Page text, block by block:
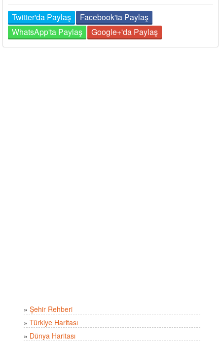
Twitter'da Paylaş
Facebook'ta Paylaş
WhatsApp'ta Paylaş
Google+'da Paylaş
» Şehir Rehberi
» Türkiye Haritası
» Dünya Haritası